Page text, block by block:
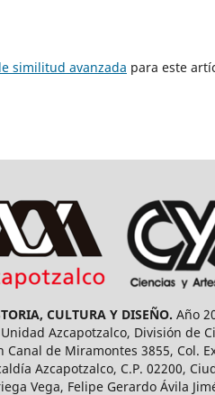
similitud avanzada para este
CULTURA Y DISEÑO. Año
Azcapotzalco, División de
de Miramontes 3855, Col.
Azcapotzalco, C.P. 02200,
Vega, Felipe Gerardo Ávila